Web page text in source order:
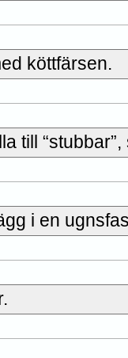
köttfärsen.
till
i en